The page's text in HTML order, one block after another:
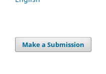
Make a Submission